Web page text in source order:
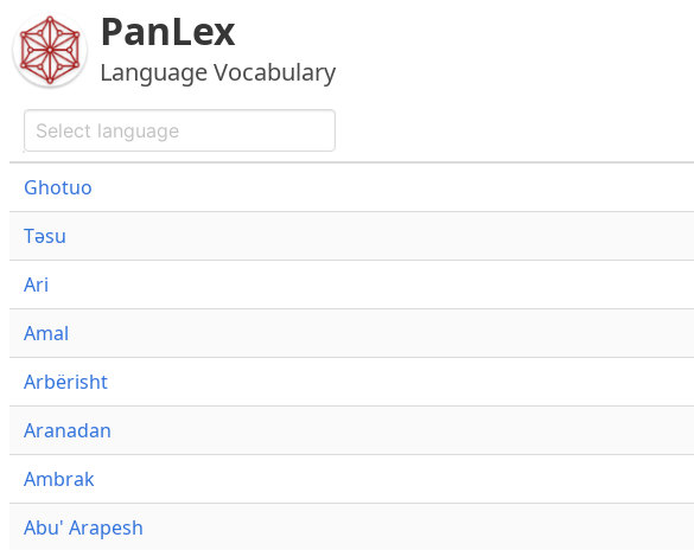
PanLex
Language Vocabulary
Ghotuo
Təsu
Ari
Amal
Arbërisht
Aranadan
Ambrak
Abu' Arapesh